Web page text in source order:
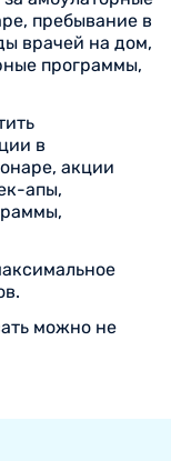
пребывание в
врачей на дом,
программы,
в
акции
апы,
можно не